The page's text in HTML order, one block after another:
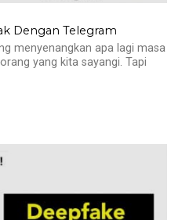
Dengan Telegram
menyenangkan apa lagi masa
yang kita sayangi. Tapi